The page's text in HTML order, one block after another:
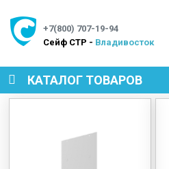
+7(800) 707-19-94
Cейф СТР - Владивосток
КАТАЛОГ ТОВАРОВ